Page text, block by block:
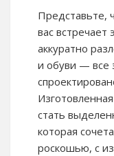
Представьте,
вас встречает
аккуратно
и обуви — все
стать
которая
роскошью, с